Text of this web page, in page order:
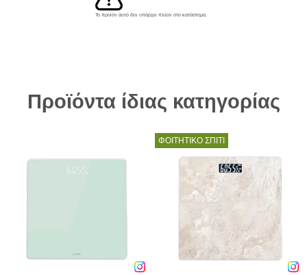
Το προϊόν αυτό δεν υπάρχει πλέον στο κατάστημα.
Προϊόντα ίδιας κατηγορίας
ΦΟΙΤΗΤΙΚΟ ΣΠΙΤΙ